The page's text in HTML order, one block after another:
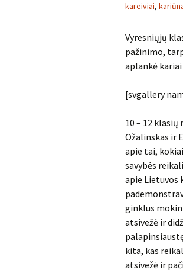
kareiviai,
Vyresniųjų
pažinimo,
aplankė
[svgallery
10 – 12 klasių
Ožalinskas ir
apie tai,
savybės
apie Lietuvos
ginklus
atsivežė ir
kita, kas
atsivežė ir